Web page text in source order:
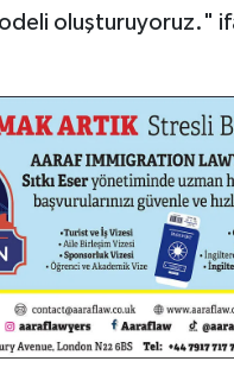
oluşturuyoruz."